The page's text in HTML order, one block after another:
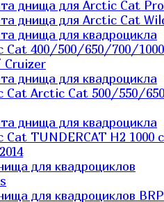
днища для Arctic Cat
днища для Arctic Cat
днища для квадроцикла
Cat 400/500/650/700/1000
Cruizer
днища для квадроцикла
Cat Arctic Cat 500/550/
днища для квадроцикла
Cat TUNDERCAT H2 1000 c
для квадроциклов
для квадроциклов BRP